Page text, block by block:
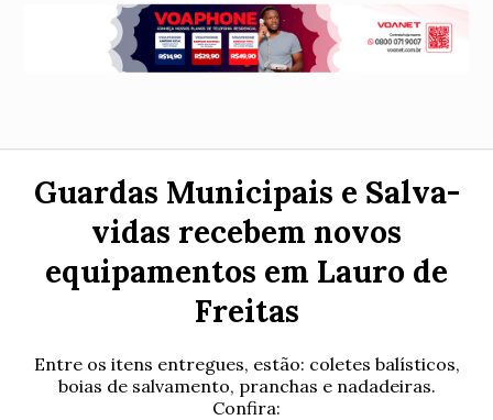
Guardas Municipais e Salva-
vidas recebem novos
equipamentos em Lauro de
Freitas
Entre os itens entregues, estão: coletes balísticos,
boias de salvamento, pranchas e nadadeiras.
Confira: